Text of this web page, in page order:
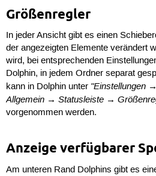
Größenregler
In jeder Ansicht gibt es einen
der angezeigten Elemente verändert
wird, bei entsprechenden
Dolphin, in jedem Ordner separat
kann in Dolphin unter "Einstellungen
Allgemein → Statusleiste →
vorgenommen werden.
Anzeige verfügbarer
Am unteren Rand Dolphins gibt es